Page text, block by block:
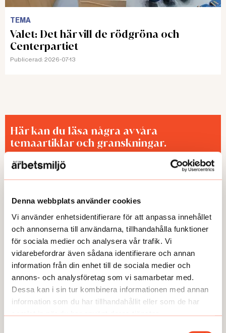
Denna webbplats använder cookies
Vi använder enhetsidentifierare för att anpassa innehållet
och annonserna till användarna, tillhandahålla funktioner
för sociala medier och analysera vår trafik. Vi
vidarebefordrar även sådana identifierare och annan
information från din enhet till de sociala medier och
annons- och analysföretag som vi samarbetar med.
Dessa kan i sin tur kombinera informationen med annan
information som du har tillhandahållit eller som de har
samlat in när du har använt deras tjänster.
TEMA
Valet: Det här vill de rödgröna och
Centerpartiet
Publicerad: 2026-07-13
Här kan du läsa några av våra
temaartiklar och granskningar.
TEMA
Utmattningssyndrom –
F43.8A – försvinner
TEMA
TEMA Konstant